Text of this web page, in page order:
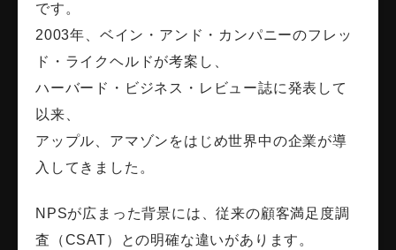
です。
2003年、ベイン・アンド・カンパニーのフレッ
ド・ライクヘルドが考案し、
ハーバード・ビジネス・レビュー誌に発表して
以来、
アップル、アマゾンをはじめ世界中の企業が導
入してきました。
NPSが広まった背景には、従来の顧客満足度調
査（CSAT）との明確な違いがあります。